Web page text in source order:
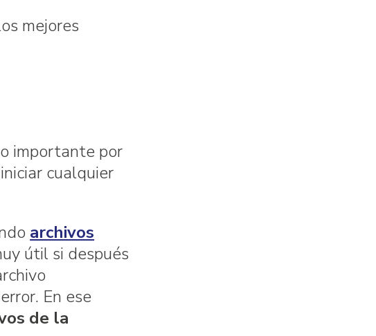
mejores
importante por
cualquier
archivos
útil si después
En ese
de la